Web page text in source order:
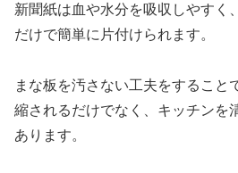
新聞紙は血や水分を吸収しやすく
だけで簡単に片付けられます。
まな板を汚さない工夫をすること
縮されるだけでなく、キッチンを
あります。